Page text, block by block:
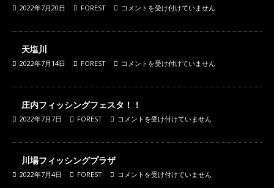
2022年7月20日 FOREST コメントを受け付けていません
天塩川
2022年7月14日 FOREST コメントを受け付けていません
庄内フィッシングフェスタ！！
2022年7月7日 FOREST コメントを受け付けていません
川場フィッシングプラザ
2022年7月4日 FOREST コメントを受け付けていません